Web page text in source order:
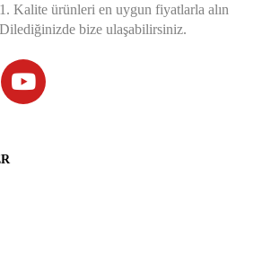
Kalite ürünleri en uygun fiyatlarla alın
bize ulaşabilirsiniz.